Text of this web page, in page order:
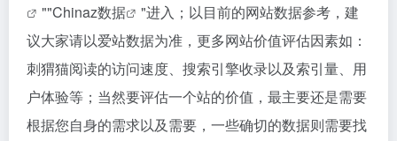
""Chinaz数据
"进入；以目前的网站数据参考，建
议大家请以爱站数据为准，更多网站价值评估因素如：
刺猬猫阅读的访问速度、搜索引擎收录以及索引量、用
户体验等；当然要评估一个站的价值，最主要还是需要
根据您自身的需求以及需要，一些确切的数据则需要找